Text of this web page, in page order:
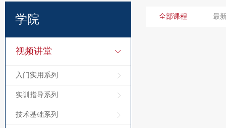
学院
视频讲堂
入门实用系列
实训指导系列
技术基础系列
全部课程 最